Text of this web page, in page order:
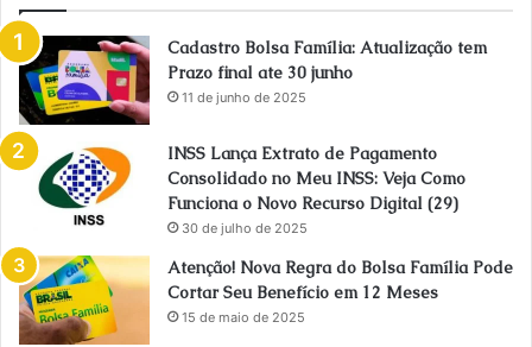
Cadastro Bolsa Família: Atualização tem
Prazo final ate 30 junho
11 de junho de 2025
INSS Lança Extrato de Pagamento
Consolidado no Meu INSS: Veja Como
Funciona o Novo Recurso Digital (29)
30 de julho de 2025
Atenção! Nova Regra do Bolsa Família Pode
Cortar Seu Benefício em 12 Meses
15 de maio de 2025